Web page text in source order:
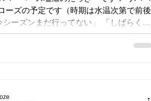
ーズの予定です（時期は水温次第で前後
シーズンまだ行ってない」 「しばらく行
回くらい行きたい」 「今の時期っ
そんな方に向けて、今のリバべの楽しみ
17:00：夕方は水面を意識した魚が増え